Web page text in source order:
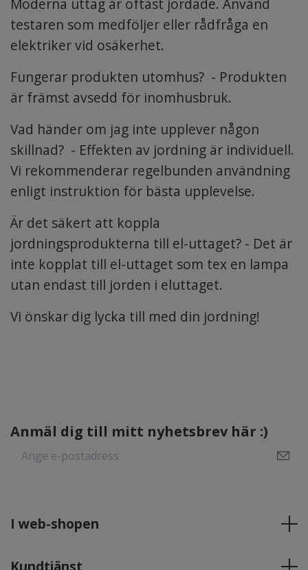
testaren som medföljer eller rådfråga en
elektriker vid osäkerhet.
Fungerar produkten utomhus? - Produkten
är främst avsedd för inomhusbruk.
Vad händer om jag inte upplever någon
skillnad? - Effekten av jordning är individuell.
Vi rekommenderar regelbunden användning
enligt instruktion för bästa upplevelse.
Är det säkert att koppla
jordningsprodukterna till el-uttaget? - Det är
inte kopplat till el-uttaget som tex en lampa
utan endast till jorden i eluttaget.
Vi önskar dig lycka till med din jordning!
Anmäl dig till mitt nyhetsbrev här :)
I web-shopen